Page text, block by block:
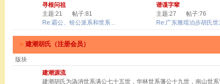
寻根问祖
主题:21
帖子:81
Re:霸公、铨公派系和世系 ..
谱谍字辈
主题:27
帖子:76
Re:广东雅瑶泊步胡氏世
» 建潮胡氏（注册会员）
版块
建潮源流
建潮胡氏为溈汭世系满公七十五世，华林世系藩公十九世，南山世